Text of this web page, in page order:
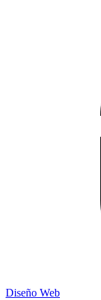
Diseño Web